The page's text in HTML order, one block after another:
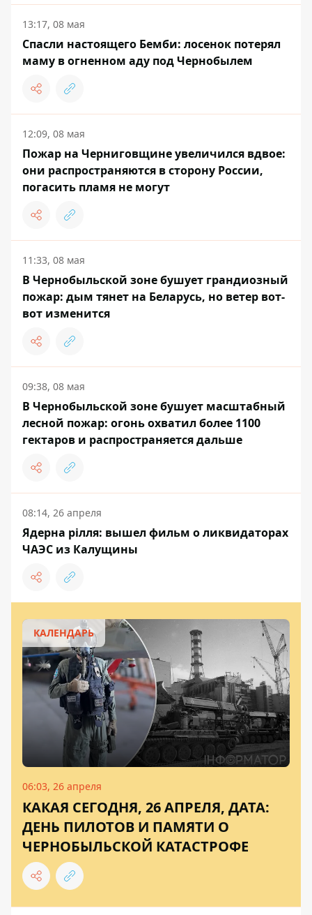
13:17, 08 мая
Спасли настоящего Бемби: лосенок потерял
маму в огненном аду под Чернобылем
12:09, 08 мая
Пожар на Черниговщине увеличился вдвое:
они распространяются в сторону России,
погасить пламя не могут
11:33, 08 мая
В Чернобыльской зоне бушует грандиозный
пожар: дым тянет на Беларусь, но ветер вот-
вот изменится
09:38, 08 мая
В Чернобыльской зоне бушует масштабный
лесной пожар: огонь охватил более 1100
гектаров и распространяется дальше
08:14, 26 апреля
Ядерна рілля: вышел фильм о ликвидаторах
ЧАЭС из Калущины
КАЛЕНДАРЬ
06:03, 26 апреля
КАКАЯ СЕГОДНЯ, 26 АПРЕЛЯ, ДАТА:
ДЕНЬ ПИЛОТОВ И ПАМЯТИ О
ЧЕРНОБЫЛЬСКОЙ КАТАСТРОФЕ